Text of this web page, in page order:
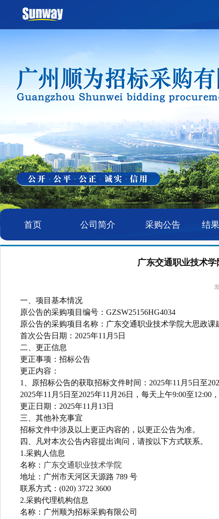
首页 公司简介 采购公告 结
广东交通职业技术
一、项目基本情况
原公告的采购项目编号：GZSW25156HG4034
原公告的采购项目名称：广东交通职业技术学
首次公告日期：2025年11月5日
二、更正信息
更正事项：招标公告
更正内容：
1
、原招标公告的获取招标文件时间：2025年11月5日至
2025年11月5日至2025年11月26日，每天上午9:00至
更正日期：2025年11月13日
三、其他补充事宜
招标文件中涉及以上更正内容的，以更正公告为准。
四、凡对本次公告内容提出询问，请按以下方式联系。
1.采购人信息
名称： 广东交通职业技术学院
地址：广州市天河区天源路 789 号
联系方式：(020) 3722 3600
2.采购代理机构信息
名称：广州顺为招标采购有限公司